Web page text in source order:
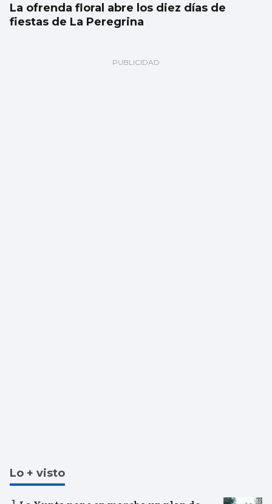
La ofrenda floral abre los diez días de
fiestas de La Peregrina
Lo + visto